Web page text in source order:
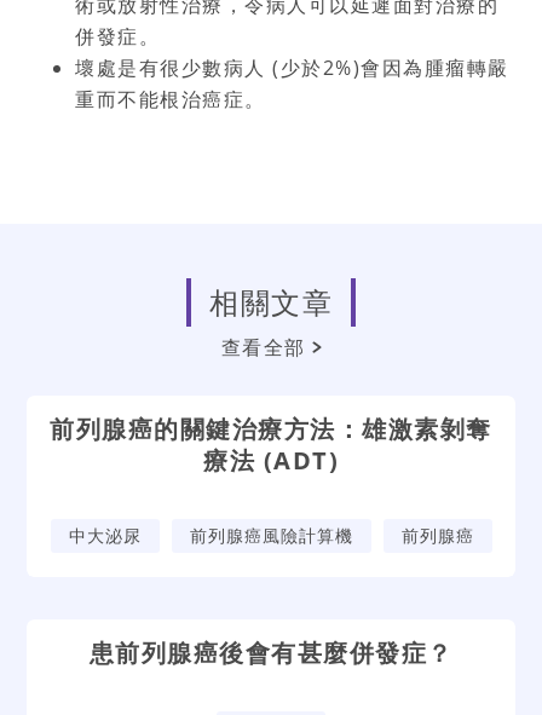
併發症。
壞處是有很少數病人 (少於2%)會因為腫瘤轉嚴
重而不能根治癌症。
相關文章
查看全部
前列腺癌的關鍵治療方法：雄激素剝奪
療法 (ADT)
中大泌尿 前列腺癌風險計算機 前列腺癌
患前列腺癌後會有甚麼併發症？